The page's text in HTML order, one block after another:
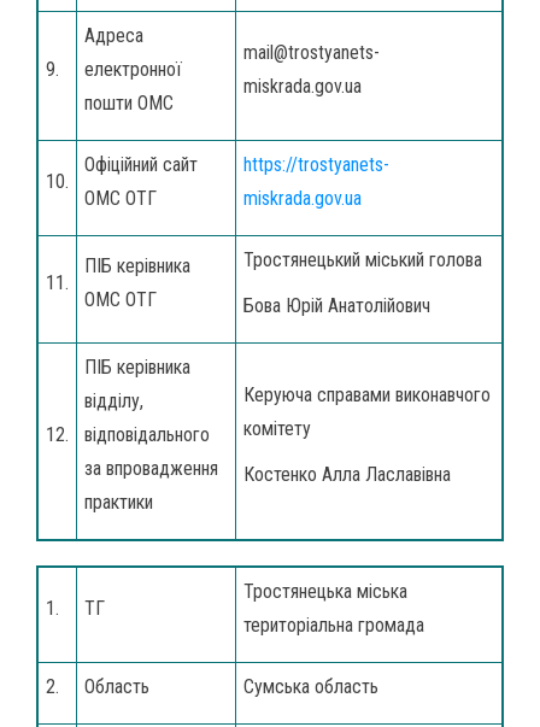
9.
Адреса
електронної
пошти ОМС
mail@trostyanets-
miskrada.gov.ua
10.
Офіційний сайт
ОМС ОТГ
https://trostyanets-
miskrada.gov.ua
11.
ПІБ керівника
ОМС ОТГ
Тростянецький міський голова
Бова Юрій Анатолійович
12.
ПІБ керівника
відділу,
відповідального
за впровадження
практики
Керуюча справами виконавчого
комітету
Костенко Алла Лаславівна
1. ТГ
Тростянецька міська
територіальна громада
2. Область Сумська область